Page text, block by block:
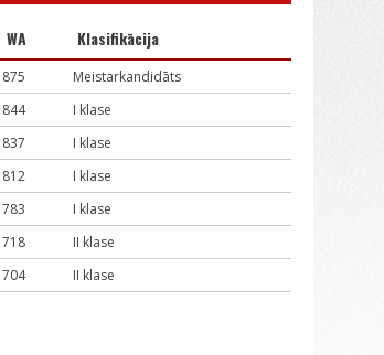
WA Klasifikācija
875
Meistarkandidāts
844
I klase
837
I klase
812
I klase
783
I klase
718
II klase
704 II klase